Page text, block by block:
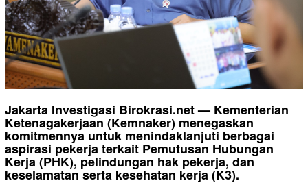
Jakarta Investigasi Birokrasi.net — Kementerian
Ketenagakerjaan (Kemnaker) menegaskan
komitmennya untuk menindaklanjuti berbagai
aspirasi pekerja terkait Pemutusan Hubungan
Kerja (PHK), pelindungan hak pekerja, dan
keselamatan serta kesehatan kerja (K3).